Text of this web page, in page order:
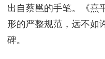
出自蔡邕的手笔。《熹
形的严整规范，远不如
碑。